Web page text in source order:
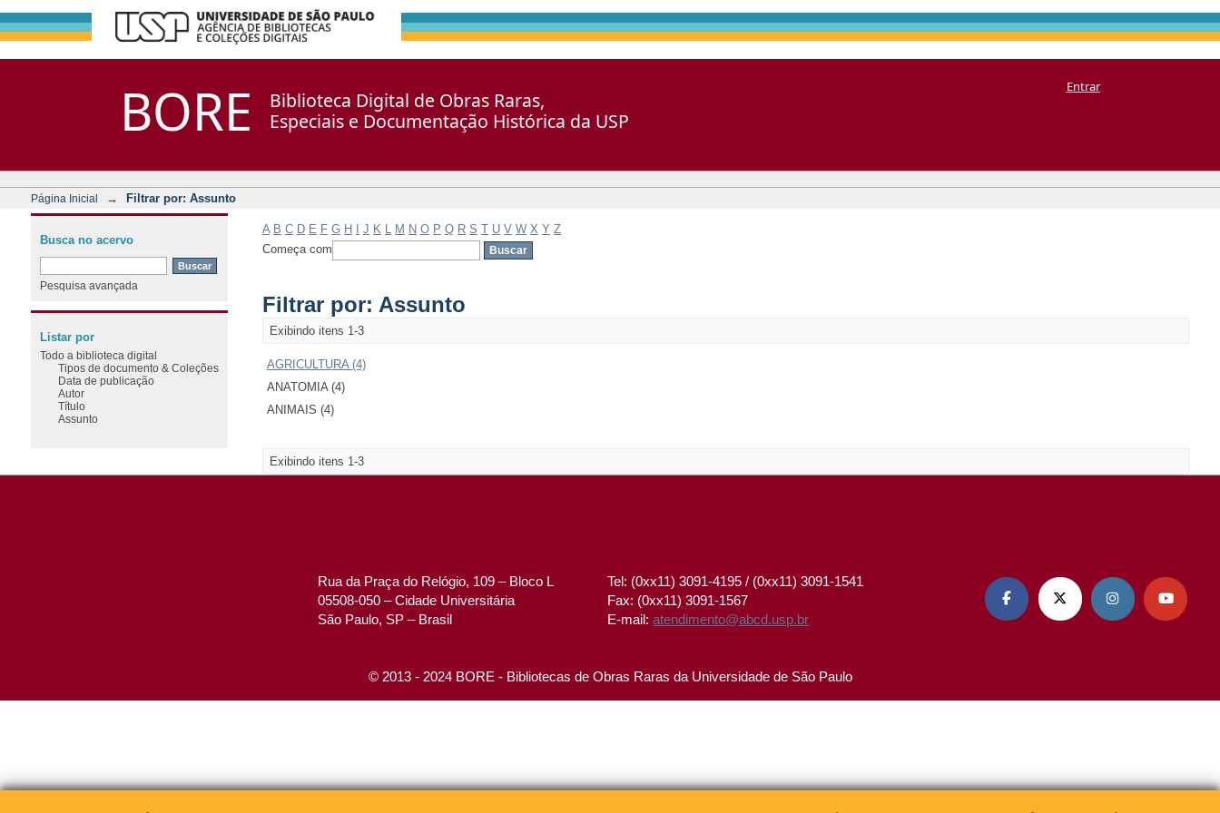
BORE
Biblioteca Digital de Obras Raras,
Especiais e Documentação Histórica da USP
Entrar
Página Inicial → Filtrar por: Assunto
A B C D E F G H J K M N O P Q R S T U V W X Y Z
Começa com
Filtrar por: Assunto
Exibindo itens 1-3
AGRICULTURA (4)
ANATOMIA (4)
ANIMAIS (4)
Exibindo itens 1-3
Busca no acervo
Pesquisa avançada
Listar por
Todo a biblioteca digital
Tipos de documento & Coleções
Data de publicação
Autor
Título
Assunto
Rua da Praça do Relógio, 109 – Bloco L
05508-050 – Cidade Universitária
São Paulo, SP – Brasil
Tel: (0xx11) 3091-4195 / (0xx11) 3091-1541
Fax: (0xx11) 3091-1567
E-mail:atendimento@abcd.usp.br
   
© 2013 - 2024 BORE - Bibliotecas de Obras Raras da Universidade de São Paulo